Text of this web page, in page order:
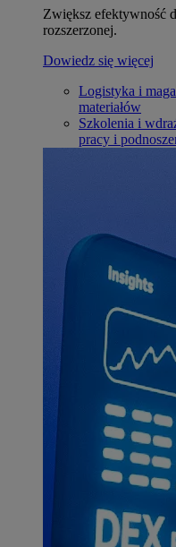
Zwiększ efektywność
rozszerzonej.
Dowiedz się więcej
Logistyka i
materiałów
Szkolenia i
pracy i